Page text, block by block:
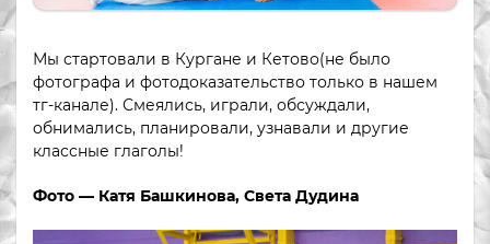
Мы стартовали в Кургане и Кетово(не было
фотографа и фотодоказательство только в нашем
тг-канале). Смеялись, играли, обсуждали,
обнимались, планировали, узнавали и другие
классные глаголы!
Фото — Катя Башкинова, Света Дудина